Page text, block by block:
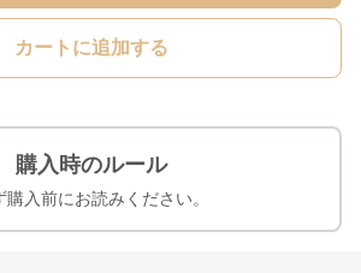
カートに追加する
購入時のルール
購入前にお読みください。